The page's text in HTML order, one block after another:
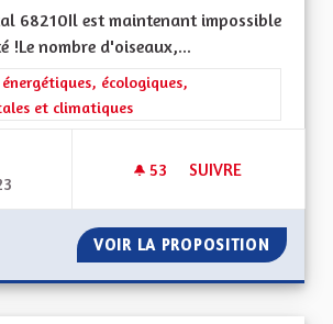
68210Il est maintenant impossible
!Le nombre d'oiseaux,...
de la catégorie : Les transitions
écologiques,
et climatiques
53 53 ABONNÉS
SUIVRE
VOIR LA PROPOSITION FAIRE